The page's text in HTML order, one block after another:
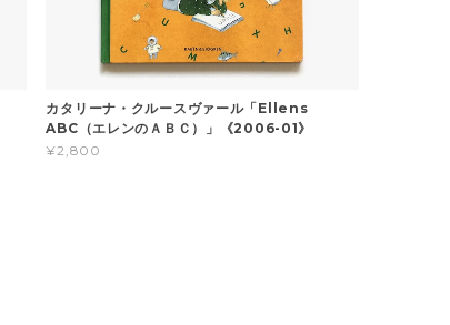
カタリーナ・クルースヴァール「Ellens
ABC（エレンのＡＢＣ）」《2006-01》
¥2,800